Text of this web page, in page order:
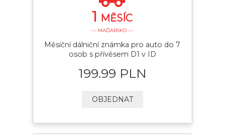
1 MĚSÍC
— MAĎARSKO —
Měsíční dálniční známka pro auto do 7
osob s přívěsem D1 v ID
199.99 PLN
OBJEDNAT